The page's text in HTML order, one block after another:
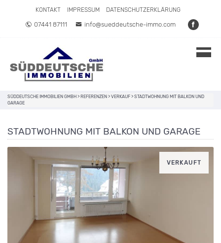
Direkt zum Inhalt springen
KONTAKT IMPRESSUM DATENSCHUTZERKLÄRUNG
07441 87111 info@sueddeutsche-immo.com
SÜDDEUTSCHE IMMOBILIEN GMBH > REFERENZEN > VERKAUF > STADTWOHNUNG MIT BALKON UND
GARAGE
STADTWOHNUNG MIT BALKON UND GARAGE
VERKAUFT